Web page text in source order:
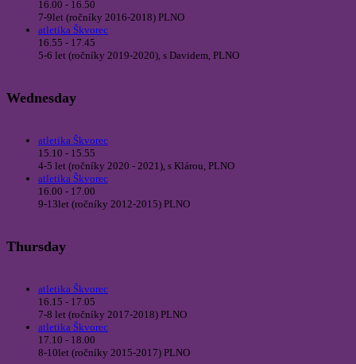
16.00 - 16.50
7-9let (ročníky 2016-2018) PLNO
atletika Škvorec
16.55 - 17.45
5-6 let (ročníky 2019-2020), s Davidem, PLNO
Wednesday
atletika Škvorec
15.10 - 15.55
4-5 let (ročníky 2020 - 2021), s Klárou, PLNO
atletika Škvorec
16.00 - 17.00
9-13let (ročníky 2012-2015) PLNO
Thursday
atletika Škvorec
16.15 - 17.05
7-8 let (ročníky 2017-2018) PLNO
atletika Škvorec
17.10 - 18.00
8-10let (ročníky 2015-2017) PLNO